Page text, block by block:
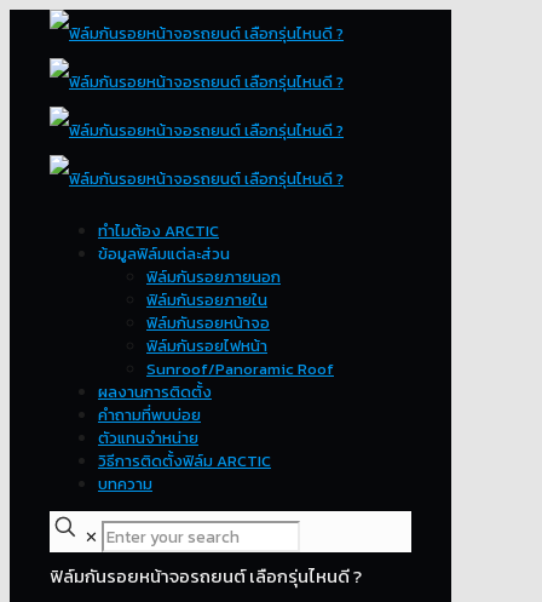
ทำไมต้อง ARCTIC
ข้อมูลฟิล์มแต่ละส่วน
ฟิล์มกันรอยภายนอก
ฟิล์มกันรอยภายใน
ฟิล์มกันรอยหน้าจอ
ฟิล์มกันรอยไฟหน้า
Sunroof/Panoramic Roof
ผลงานการติดตั้ง
คำถามที่พบบ่อย
ตัวแทนจำหน่าย
วิธีการติดตั้งฟิล์ม ARCTIC
บทความ
✕
ฟิล์มกันรอยหน้าจอรถยนต์ เลือกรุ่นไหนดี ?